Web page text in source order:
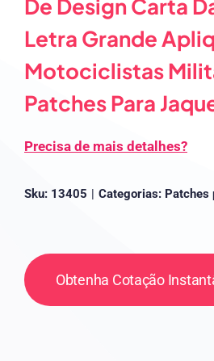
De Design Carta
Letra Grande
Motociclistas
Patches Para
Precisa de mais detalhes?
Sku: 13405 | Categorias: Patches
Obtenha Cotação